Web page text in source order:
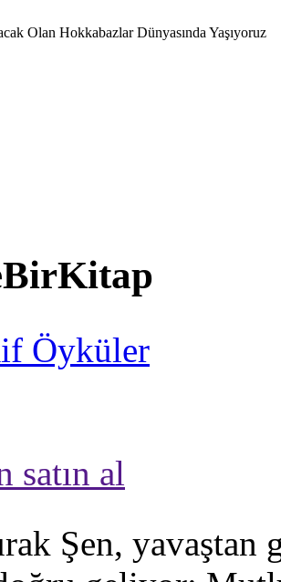
Olan Hokkabazlar Dünyasında Yaşıyoruz
Öyküler
satın al
Şen, yavaştan